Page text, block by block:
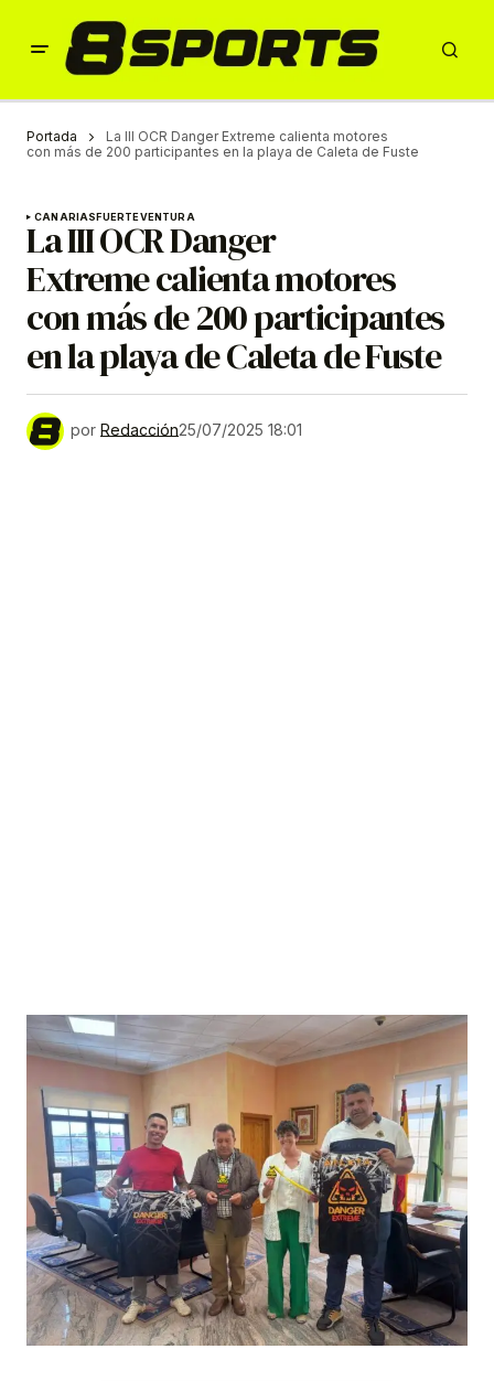
Portada
La III OCR Danger Extreme calienta motores
con más de 200 participantes en la playa de Caleta de Fuste
CANARIASFUERTEVENTURA
La III OCR Danger
Extreme calienta motores
con más de 200 participantes
en la playa de Caleta de Fuste
por Redacción25/07/2025 18:01